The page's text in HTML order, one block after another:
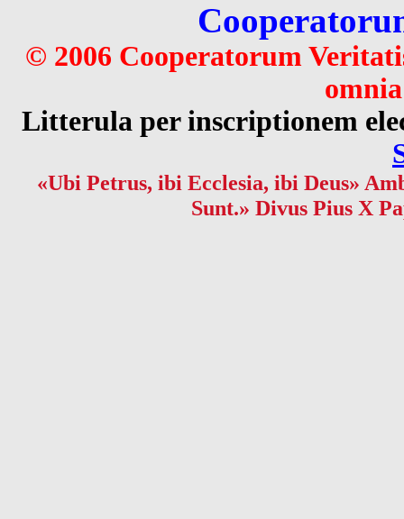
© 2006 Cooperatorum
Litterula per inscriptionem
«Ubi Petrus, ibi Ecclesia, ibi Deus»
Sunt.» Divus Pius X